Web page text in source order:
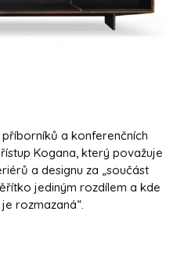
a konferenčních
Kogana, který považuje
a designu za „součást
jediným rozdílem a kde
rozmazaná“.